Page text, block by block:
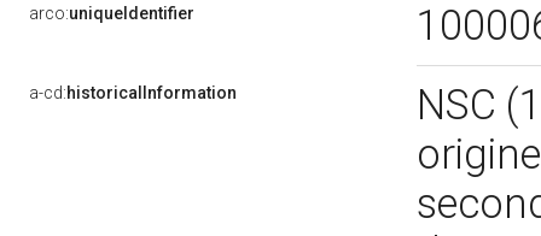
arco:uniqueIdentifier
a-cd:historicalInformation
NSC